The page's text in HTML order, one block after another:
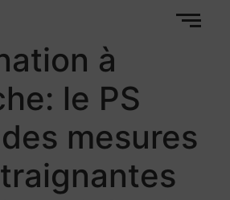
à
le PS
mesures